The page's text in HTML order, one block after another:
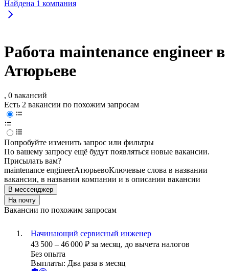
Найдена 1 компания
Работа maintenance engineer в
Атюрьеве
, 0 вакансий
Есть 2 вакансии по похожим запросам
Попробуйте изменить запрос или фильтры
По вашему запросу ещё будут появляться новые вакансии.
Присылать вам?
maintenance engineerАтюрьевоКлючевые слова в названии
вакансии, в названии компании и в описании вакансии
В мессенджер
На почту
Вакансии по похожим запросам
Начинающий сервисный инженер
43 500 – 46 000 ₽ за месяц, до вычета налогов
Без опыта
Выплаты: Два раза в месяц